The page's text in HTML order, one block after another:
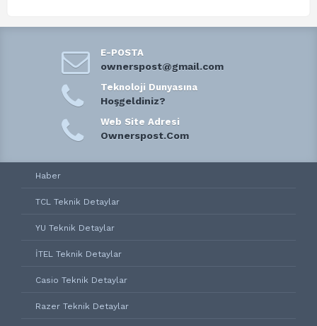
E-POSTA
ownerspost@gmail.com
Teknoloji Dunyasına
Hoşgeldiniz?
Web Site Adresi
Ownerspost.Com
Haber
TCL Teknik Detaylar
YU Teknik Detaylar
İTEL Teknik Detaylar
Casio Teknik Detaylar
Razer Teknik Detaylar